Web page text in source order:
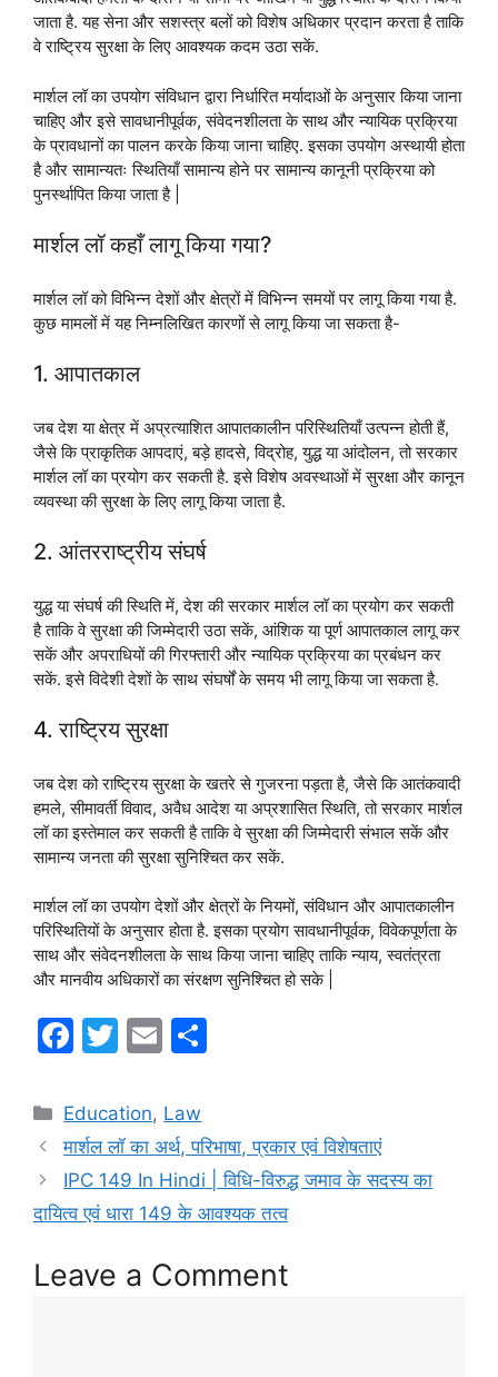
जाता है. यह सेना और सशस्त्र बलों को विशेष अधिकार प्रदान करता है ताकि
वे राष्ट्रिय सुरक्षा के लिए आवश्यक कदम उठा सकें.
मार्शल लॉ का उपयोग संविधान द्वारा निर्धारित मर्यादाओं के अनुसार किया जाना
चाहिए और इसे सावधानीपूर्वक, संवेदनशीलता के साथ और न्यायिक प्रक्रिया
के प्रावधानों का पालन करके किया जाना चाहिए. इसका उपयोग अस्थायी होता
है और सामान्यतः स्थितियाँ सामान्य होने पर सामान्य कानूनी प्रक्रिया को
पुनर्स्थापित किया जाता है |
मार्शल लॉ कहाँ लागू किया गया?
मार्शल लॉ को विभिन्न देशों और क्षेत्रों में विभिन्न समयों पर लागू किया गया है.
कुछ मामलों में यह निम्नलिखित कारणों से लागू किया जा सकता है-
1. आपातकाल
जब देश या क्षेत्र में अप्रत्याशित आपातकालीन परिस्थितियाँ उत्पन्न होती हैं,
जैसे कि प्राकृतिक आपदाएं, बड़े हादसे, विद्रोह, युद्ध या आंदोलन, तो सरकार
मार्शल लॉ का प्रयोग कर सकती है. इसे विशेष अवस्थाओं में सुरक्षा और कानून
व्यवस्था की सुरक्षा के लिए लागू किया जाता है.
2. आंतरराष्ट्रीय संघर्ष
युद्ध या संघर्ष की स्थिति में, देश की सरकार मार्शल लॉ का प्रयोग कर सकती
है ताकि वे सुरक्षा की जिम्मेदारी उठा सकें, आंशिक या पूर्ण आपातकाल लागू कर
सकें और अपराधियों की गिरफ्तारी और न्यायिक प्रक्रिया का प्रबंधन कर
सकें. इसे विदेशी देशों के साथ संघर्षों के समय भी लागू किया जा सकता है.
4. राष्ट्रिय सुरक्षा
जब देश को राष्ट्रिय सुरक्षा के खतरे से गुजरना पड़ता है, जैसे कि आतंकवादी
हमले, सीमावर्ती विवाद, अवैध आदेश या अप्रशासित स्थिति, तो सरकार मार्शल
लॉ का इस्तेमाल कर सकती है ताकि वे सुरक्षा की जिम्मेदारी संभाल सकें और
सामान्य जनता की सुरक्षा सुनिश्चित कर सकें.
मार्शल लॉ का उपयोग देशों और क्षेत्रों के नियमों, संविधान और आपातकालीन
परिस्थितियों के अनुसार होता है. इसका प्रयोग सावधानीपूर्वक, विवेकपूर्णता के
साथ और संवेदनशीलता के साथ किया जाना चाहिए ताकि न्याय, स्वतंत्रता
और मानवीय अधिकारों का संरक्षण सुनिश्चित हो सके |
F
c
e
b
o
k
T
itt
er
E
ai
l
e
Categories
Education, Law
मार्शल लॉ का अर्थ, परिभाषा, प्रकार एवं विशेषताएं
IPC 149 In Hindi | विधि-विरुद्ध जमाव के सदस्य का
दायित्व एवं धारा 149 के आवश्यक तत्व
Leave a Comment